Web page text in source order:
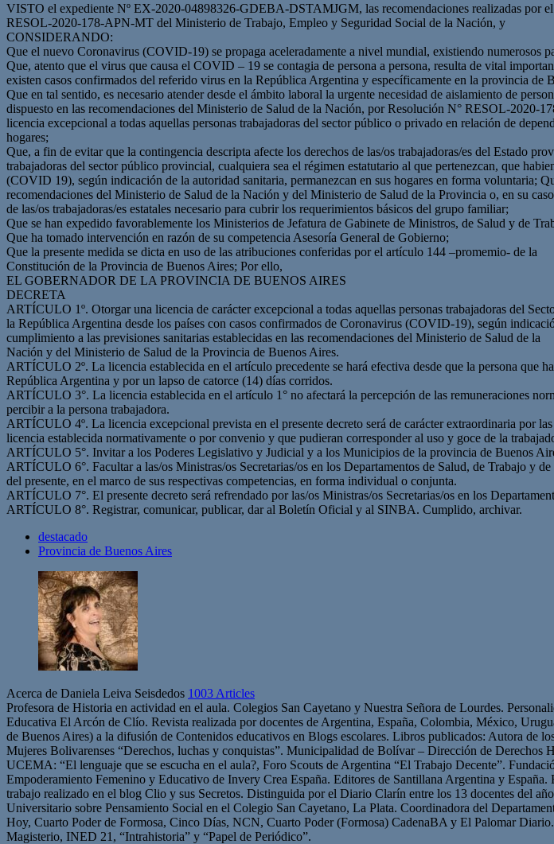
VISTO el expediente Nº EX-2020-04898326-GDEBA-DSTAMJGM, las recomendaciones realizadas por
RESOL-2020-178-APN-MT del Ministerio de Trabajo, Empleo y Seguridad Social de la Nación, y
CONSIDERANDO:
Que el nuevo Coronavirus (COVID-19) se propaga aceleradamente a nivel mundial, existiendo numerosos
Que, atento que el virus que causa el COVID – 19 se contagia de persona a persona, resulta de vital
existen casos confirmados del referido virus en la República Argentina y específicamente en la provincia de
Que en tal sentido, es necesario atender desde el ámbito laboral la urgente necesidad de aislamiento de
dispuesto en las recomendaciones del Ministerio de Salud de la Nación, por Resolución N° RESOL-
licencia excepcional a todas aquellas personas trabajadoras del sector público o privado en relación de
hogares;
Que, a fin de evitar que la contingencia descripta afecte los derechos de las/os trabajadoras/es del Estado
trabajadoras del sector público provincial, cualquiera sea el régimen estatutario al que pertenezcan, que
(COVID 19), según indicación de la autoridad sanitaria, permanezcan en sus hogares en forma voluntaria;
recomendaciones del Ministerio de Salud de la Nación y del Ministerio de Salud de la Provincia o, en su
de las/os trabajadoras/es estatales necesario para cubrir los requerimientos básicos del grupo familiar;
Que se han expedido favorablemente los Ministerios de Jefatura de Gabinete de Ministros, de Salud y de
Que ha tomado intervención en razón de su competencia Asesoría General de Gobierno;
Que la presente medida se dicta en uso de las atribuciones conferidas por el artículo 144 –promemio- de la
Constitución de la Provincia de Buenos Aires; Por ello,
EL GOBERNADOR DE LA PROVINCIA DE BUENOS AIRES
DECRETA
ARTÍCULO 1º. Otorgar una licencia de carácter excepcional a todas aquellas personas trabajadoras del
la República Argentina desde los países con casos confirmados de Coronavirus (COVID-19), según
cumplimiento a las previsiones sanitarias establecidas en las recomendaciones del Ministerio de Salud de la
Nación y del Ministerio de Salud de la Provincia de Buenos Aires.
ARTÍCULO 2º. La licencia establecida en el artículo precedente se hará efectiva desde que la persona que
República Argentina y por un lapso de catorce (14) días corridos.
ARTÍCULO 3°. La licencia establecida en el artículo 1° no afectará la percepción de las remuneraciones
percibir a la persona trabajadora.
ARTÍCULO 4º. La licencia excepcional prevista en el presente decreto será de carácter extraordinaria por
licencia establecida normativamente o por convenio y que pudieran corresponder al uso y goce de la
ARTÍCULO 5°. Invitar a los Poderes Legislativo y Judicial y a los Municipios de la provincia de Buenos
ARTÍCULO 6°. Facultar a las/os Ministras/os Secretarias/os en los Departamentos de Salud, de Trabajo y
del presente, en el marco de sus respectivas competencias, en forma individual o conjunta.
ARTÍCULO 7°. El presente decreto será refrendado por las/os Ministras/os Secretarias/os en los
ARTÍCULO 8°. Registrar, comunicar, publicar, dar al Boletín Oficial y al SINBA. Cumplido, archivar.
destacado
Provincia de Buenos Aires
Acerca de Daniela Leiva Seisdedos 1003 Articles
Profesora de Historia en actividad en el aula. Colegios San Cayetano y Nuestra Señora de Lourdes.
Educativa El Arcón de Clío. Revista realizada por docentes de Argentina, España, Colombia, México,
de Buenos Aires) a la difusión de Contenidos educativos en Blogs escolares. Libros publicados: Autora de
Mujeres Bolivarenses “Derechos, luchas y conquistas”. Municipalidad de Bolívar – Dirección de
UCEMA: “El lenguaje que se escucha en el aula?, Foro Scouts de Argentina “El Trabajo Decente”.
Empoderamiento Femenino y Educativo de Invery Crea España. Editores de Santillana Argentina y
trabajo realizado en el blog Clio y sus Secretos. Distinguida por el Diario Clarín entre los 13 docentes del
Universitario sobre Pensamiento Social en el Colegio San Cayetano, La Plata. Coordinadora del
Hoy, Cuarto Poder de Formosa, Cinco Días, NCN, Cuarto Poder (Formosa) CadenaBA y El Palomar
Magisterio, INED 21, “Intrahistoria” y “Papel de Periódico”.